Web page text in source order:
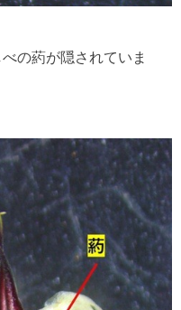
の葯が隠されていま